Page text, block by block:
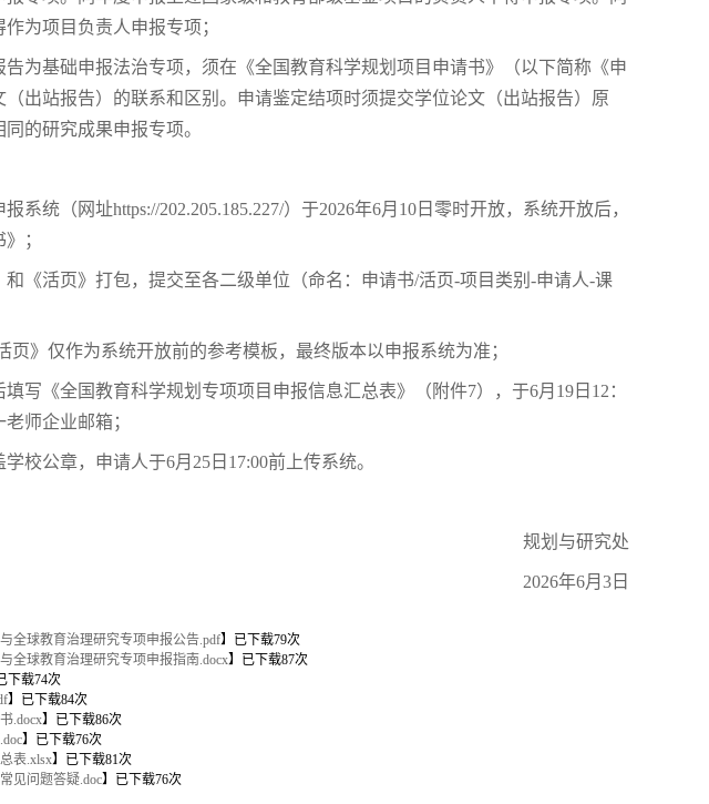
为项目负责人申报专项；
为基础申报法治专项，须在《全国教育科学规划项目申请书》（以下简称《申
出站报告）的联系和区别。申请鉴定结项时须提交学位论文（出站报告）原
的研究成果申报专项。
系统（网址https://202.205.185.227/）于2026年6月10日零时开放，系统开放后，
；
和《活页》打包，提交至各二级单位（命名：申请书/活页-项目类别-申请人-课
页》仅作为系统开放前的参考模板，最终版本以申报系统为准；
写《全国教育科学规划专项项目申报信息汇总表》（附件7），于6月19日12：
师企业邮箱；
校公章，申请人于6月25日17:00前上传系统。
规划与研究处
2026年6月3日
全球教育治理研究专项申报公告.pdf】已下载79次
全球教育治理研究专项申报指南.docx】已下载87次
下载74次
】已下载84次
.docx】已下载86次
】已下载76次
表.xlsx】已下载81次
见问题答疑.doc】已下载76次